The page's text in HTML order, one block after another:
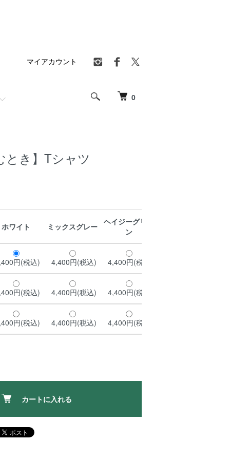
0
マイアカウント
とき】Tシャツ
ホワイト ミックスグレー ヘイジーグリー
ン
円(税込) 4,400円(税込) 4,400円(税込)
円(税込) 4,400円(税込) 4,400円(税込)
円(税込) 4,400円(税込) 4,400円(税込)
カートに入れる